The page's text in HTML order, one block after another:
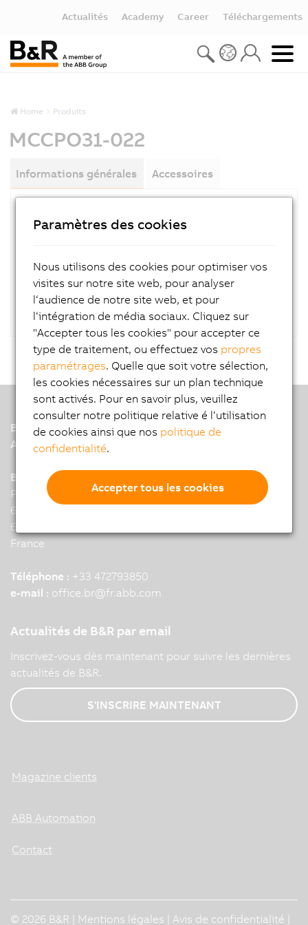
Actualités Academy Career Téléchargements
Home Produits
MCCPO31-022
Informations générales Accessoires
DESCRIPTION:
@
B&R
A member of the ABB Group
B&R Headquarters: Lyon
Parc Technologique de Lyon
6 allee Irene Joliot-Curie
69800 Saint-Priest
France
Téléphone : +33 472793850
e-mail : office.br@fr.abb.com
Actualités de B&R par email
Inscrivez-vous dès maintenant pour suivre les dernières
actualités de B&R.
S'INSCRIRE MAINTENANT
Magazine clients
ABB Automation
Contact
© 2026 B&R | Mentions légales Avis de confidentialité
Paramètres des cookies
Nous utilisons des cookies pour optimiser vos
visites sur notre site web, pour analyser
l‘audience de notre site web, et pour
l‘intégration de média sociaux. Cliquez sur
"Accepter tous les cookies" pour accepter ce
type de traitement, ou effectuez vos propres
paramétrages. Quelle que soit votre sélection,
les cookies nécessaires sur un plan technique
sont activés. Pour en savoir plus, veuillez
consulter notre politique relative é l‘utilisation
de cookies ainsi que nos politique de
confidentialité.
Accepter tous les cookies